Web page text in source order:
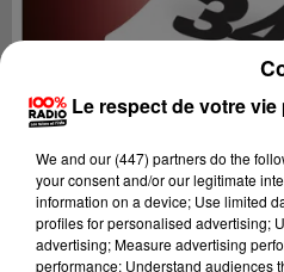
Le respect de votre
We and our (447) partnersdo the
your consent and/or our legitimate
information on a device; Use limited
profiles for personalised advertising;
advertising; Measure advertising
performance; Understand audiences